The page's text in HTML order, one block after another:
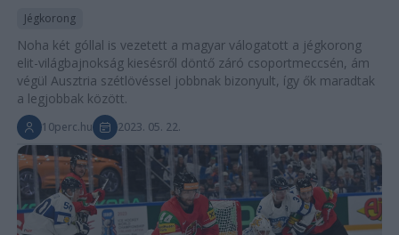
Jégkorong
Noha két góllal is vezetett a magyar válogatott a jégkorong
elit-világbajnokság kiesésről döntő záró csoportmeccsén, ám
végül Ausztria szétlövéssel jobbnak bizonyult, így ők maradtak
a legjobbak között.
10perc.hu 2023. 05. 22.